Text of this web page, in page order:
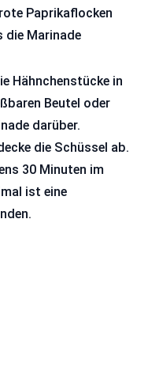
Paprikaflocken
die Marinade
Hähnchenstücke in
Beutel oder
darüber.
die Schüssel ab.
30 Minuten im
ist eine